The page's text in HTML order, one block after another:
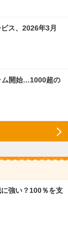
ス、2026年3月
ム開始…1000超の
強い？100％を支